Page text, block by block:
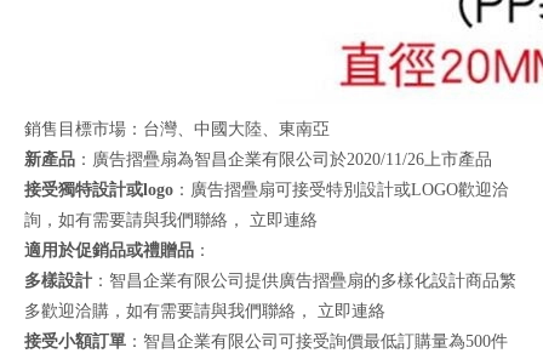
銷售目標市場：台灣、中國大陸、東南亞
新產品 ：廣告摺疊扇為智昌企業有限公司於2020/11/26上市產品
接受獨特設計或logo ：廣告摺疊扇可接受特別設計或LOGO歡迎洽
詢，如有需要請與我們聯絡， 立即連絡
適用於促銷品或禮贈品 ：
多樣設計 ：智昌企業有限公司提供廣告摺疊扇的多樣化設計商品繁
多歡迎洽購，如有需要請與我們聯絡， 立即連絡
接受小額訂單 ：智昌企業有限公司可接受詢價最低訂購量為500件